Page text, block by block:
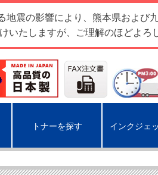
震の影響により、熊本県および
いたしますが、ご理解のほどよろ
トナーを探す インクジェ